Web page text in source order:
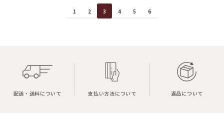
1 2 3 4 5 6
配送・送料について 支払い方法について 返品について